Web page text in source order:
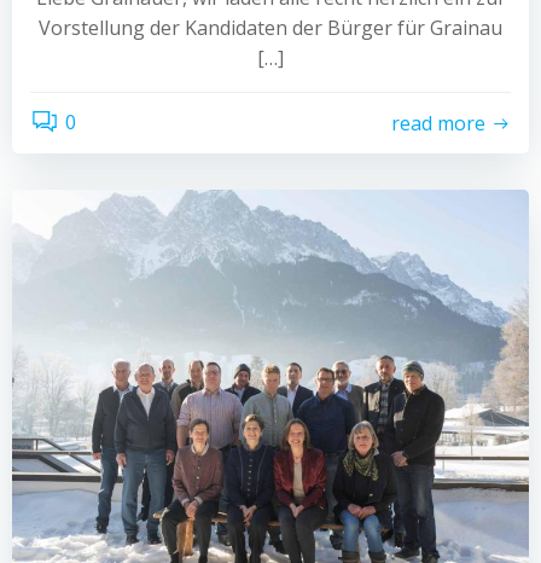
Vorstellung der Kandidaten der Bürger für Grainau
[…]
0 read more